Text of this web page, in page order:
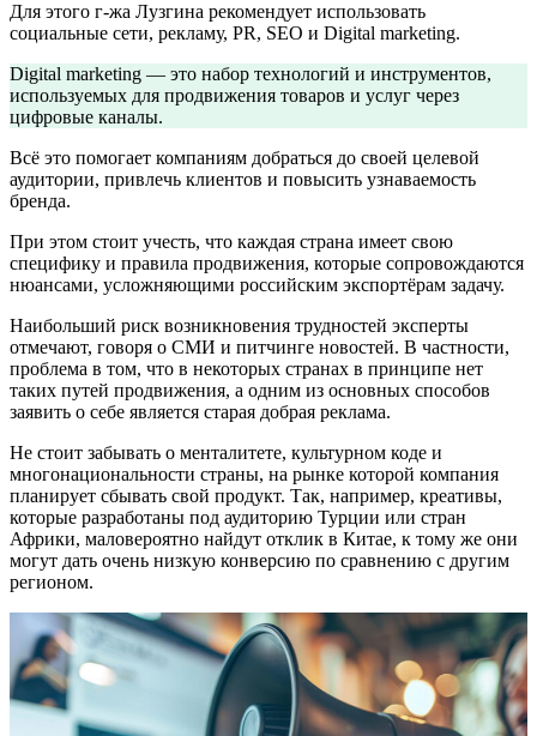
Для этого г-жа Лузгина рекомендует использовать
социальные сети, рекламу, PR, SEO и Digital marketing.
Digital marketing — это набор технологий и инструментов,
используемых для продвижения товаров и услуг через
цифровые каналы.
Всё это помогает компаниям добраться до своей целевой
аудитории, привлечь клиентов и повысить узнаваемость
бренда.
При этом стоит учесть, что каждая страна имеет свою
специфику и правила продвижения, которые сопровождаются
нюансами, усложняющими российским экспортёрам задачу.
Наибольший риск возникновения трудностей эксперты
отмечают, говоря о СМИ и питчинге новостей. В частности,
проблема в том, что в некоторых странах в принципе нет
таких путей продвижения, а одним из основных способов
заявить о себе является старая добрая реклама.
Не стоит забывать о менталитете, культурном коде и
многонациональности страны, на рынке которой компания
планирует сбывать свой продукт. Так, например, креативы,
которые разработаны под аудиторию Турции или стран
Африки, маловероятно найдут отклик в Китае, к тому же они
могут дать очень низкую конверсию по сравнению с другим
регионом.